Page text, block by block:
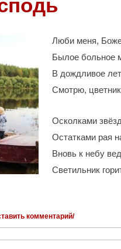
Люби меня,
Былое больное
В дождливое
Смотрю,
Осколками
Остатками рая
Вновь к небу
Светильник
комментарий/